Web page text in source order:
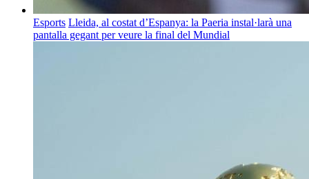
Esports Lleida, al costat d’Espanya: la Paeria instal·larà una
pantalla gegant per veure la final del Mundial